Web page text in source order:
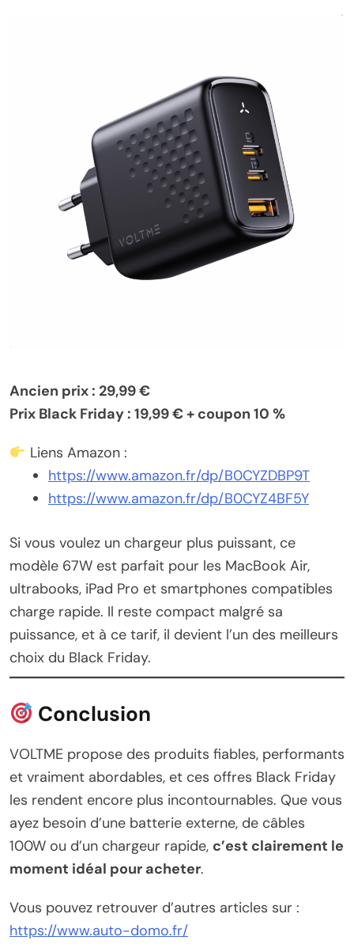
Ancien prix : 29,99 €
Prix Black Friday : 19,99 € + coupon 10 %
Liens Amazon :
https://www.amazon.fr/dp/B0CYZDBP9T
https://www.amazon.fr/dp/B0CYZ4BF5Y
Si vous voulez un chargeur plus puissant, ce
modèle 67W est parfait pour les MacBook Air,
ultrabooks, iPad Pro et smartphones compatibles
charge rapide. Il reste compact malgré sa
puissance, et à ce tarif, il devient l’un des meilleurs
choix du Black Friday.
Conclusion
VOLTME propose des produits fiables, performants
et vraiment abordables, et ces offres Black Friday
les rendent encore plus incontournables. Que vous
ayez besoin d’une batterie externe, de câbles
100W ou d’un chargeur rapide, c’est clairement le
moment idéal pour acheter.
Vous pouvez retrouver d’autres articles sur :
https://www.auto-domo.fr/